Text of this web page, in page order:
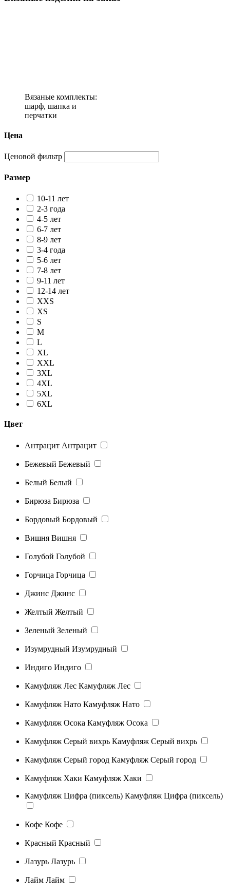
Вязаные комплекты:
шарф, шапка и
перчатки
Цена
Ценовой фильтр
Размер
10-11 лет
2-3 года
4-5 лет
6-7 лет
8-9 лет
3-4 года
5-6 лет
7-8 лет
9-11 лет
12-14 лет
XXS
XS
S
M
L
XL
XXL
3XL
4XL
5XL
6XL
Цвет
Антрацит Антрацит
Бежевый Бежевый
Белый Белый
Бирюза Бирюза
Бордовый Бордовый
Вишня Вишня
Голубой Голубой
Горчица Горчица
Джинс Джинс
Желтый Желтый
Зеленый Зеленый
Изумрудный Изумрудный
Индиго Индиго
Камуфляж Лес Камуфляж Лес
Камуфляж Нато Камуфляж Нато
Камуфляж Осока Камуфляж Осока
Камуфляж Серый вихрь Камуфляж Серый вихрь
Камуфляж Серый город Камуфляж Серый город
Камуфляж Хаки Камуфляж Хаки
Камуфляж Цифра (пиксель) Камуфляж Цифра (пиксель)
Кофе Кофе
Красный Красный
Лазурь Лазурь
Лайм Лайм